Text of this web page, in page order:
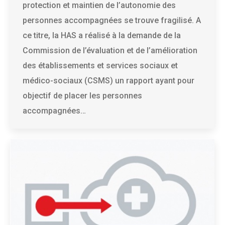
protection et maintien de l’autonomie des
personnes accompagnées se trouve fragilisé. A
ce titre, la HAS a réalisé à la demande de la
Commission de l’évaluation et de l’amélioration
des établissements et services sociaux et
médico-sociaux (CSMS) un rapport ayant pour
objectif de placer les personnes
accompagnées…